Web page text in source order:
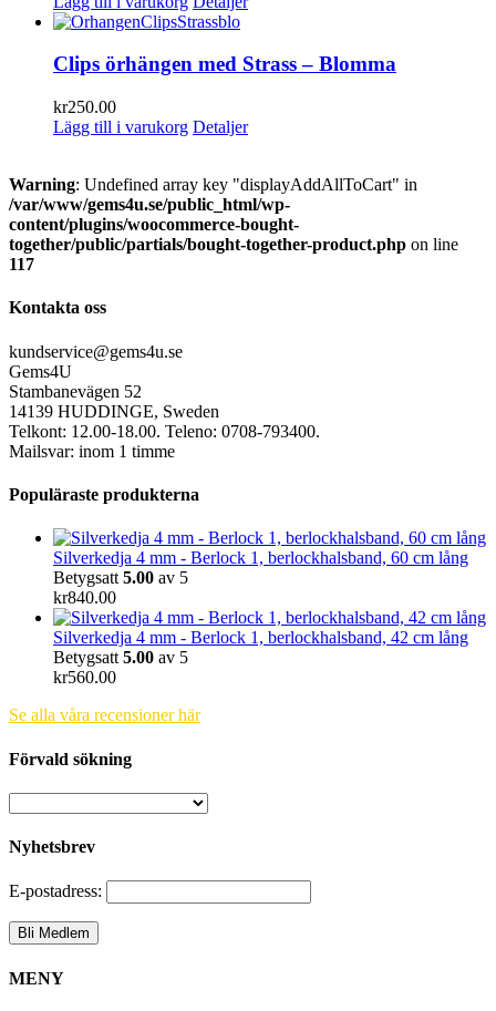
Clips örhängen med Strass – Blomma
kr250.00
Lägg till i varukorg Detaljer
Warning: Undefined array key "displayAddAllToCart" in
/var/www/gems4u.se/public_html/wp-
content/plugins/woocommerce-bought-
together/public/partials/bought-together-product.php on line
117
Kontakta oss
kundservice@gems4u.se
Gems4U
Stambanevägen 52
14139 HUDDINGE, Sweden
Telkont: 12.00-18.00. Teleno: 0708-793400.
Mailsvar: inom 1 timme
Populäraste produkterna
Silverkedja 4 mm - Berlock 1, berlockhalsband, 60 cm lång
Betygsatt 5.00 av 5
kr840.00
Silverkedja 4 mm - Berlock 1, berlockhalsband, 42 cm lång
Betygsatt 5.00 av 5
kr560.00
Se alla våra recensioner här
Förvald sökning
Nyhetsbrev
E-postadress:
MENY